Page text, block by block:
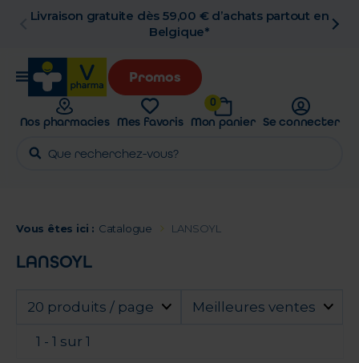
Livraison gratuite dès 59,00 € d’achats partout en
Belgique*
Promos
Nos pharmacies Mes favoris
0
Mon panier Se connecter
Vous êtes ici : Catalogue LANSOYL
LANSOYL
20 produits / page Meilleures ventes
1 - 1 sur 1